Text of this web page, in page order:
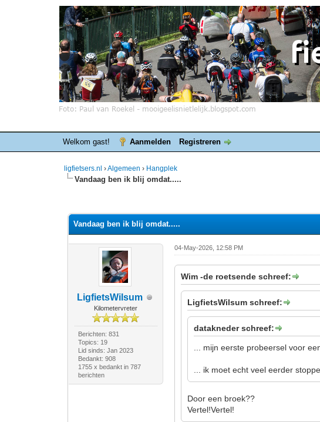
Welkom gast! Aanmelden Registreren
ligfietsers.nl ›Algemeen › Hangplek
Vandaag ben ik blij omdat.....
Vandaag ben ik blij omdat.....
LigfietsWilsum
Kilometervreter
Berichten: 831
Topics: 19
Lid sinds: Jan 2023
Bedankt: 908
1755 x bedankt in 787
berichten
04-May-2026, 12:58 PM
Wim -de roetsende schreef:
LigfietsWilsum schreef:
datakneder schreef:
... mijn eerste probeersel voor
... ik moet echt veel eerder
Door een broek??
Vertel!Vertel!